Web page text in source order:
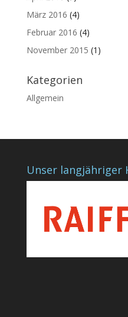
März 2016 (4)
Februar 2016 (4)
November 2015 (1)
Kategorien
Allgemein
Unser langjähriger